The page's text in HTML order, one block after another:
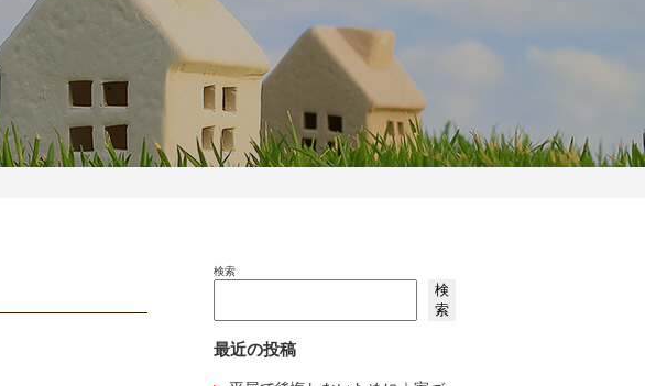
検索
検
索
最近の投稿